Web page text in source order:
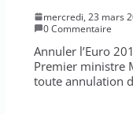
mercredi, 23 mars
0 Commentaire
Annuler l’Euro
Premier ministre
toute annulation